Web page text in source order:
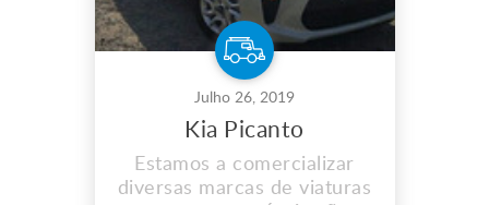
Julho 26, 2019
Kia Picanto
Estamos a comercializar
diversas marcas de viaturas